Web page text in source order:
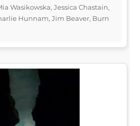
Wasikowska, Jessica Chastain,
Hunnam, Jim Beaver, Burn